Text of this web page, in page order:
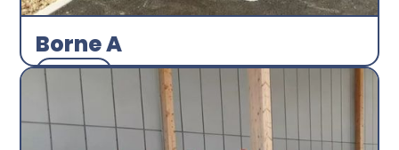
Borne A
Arceau
Abri plus
Découvrir